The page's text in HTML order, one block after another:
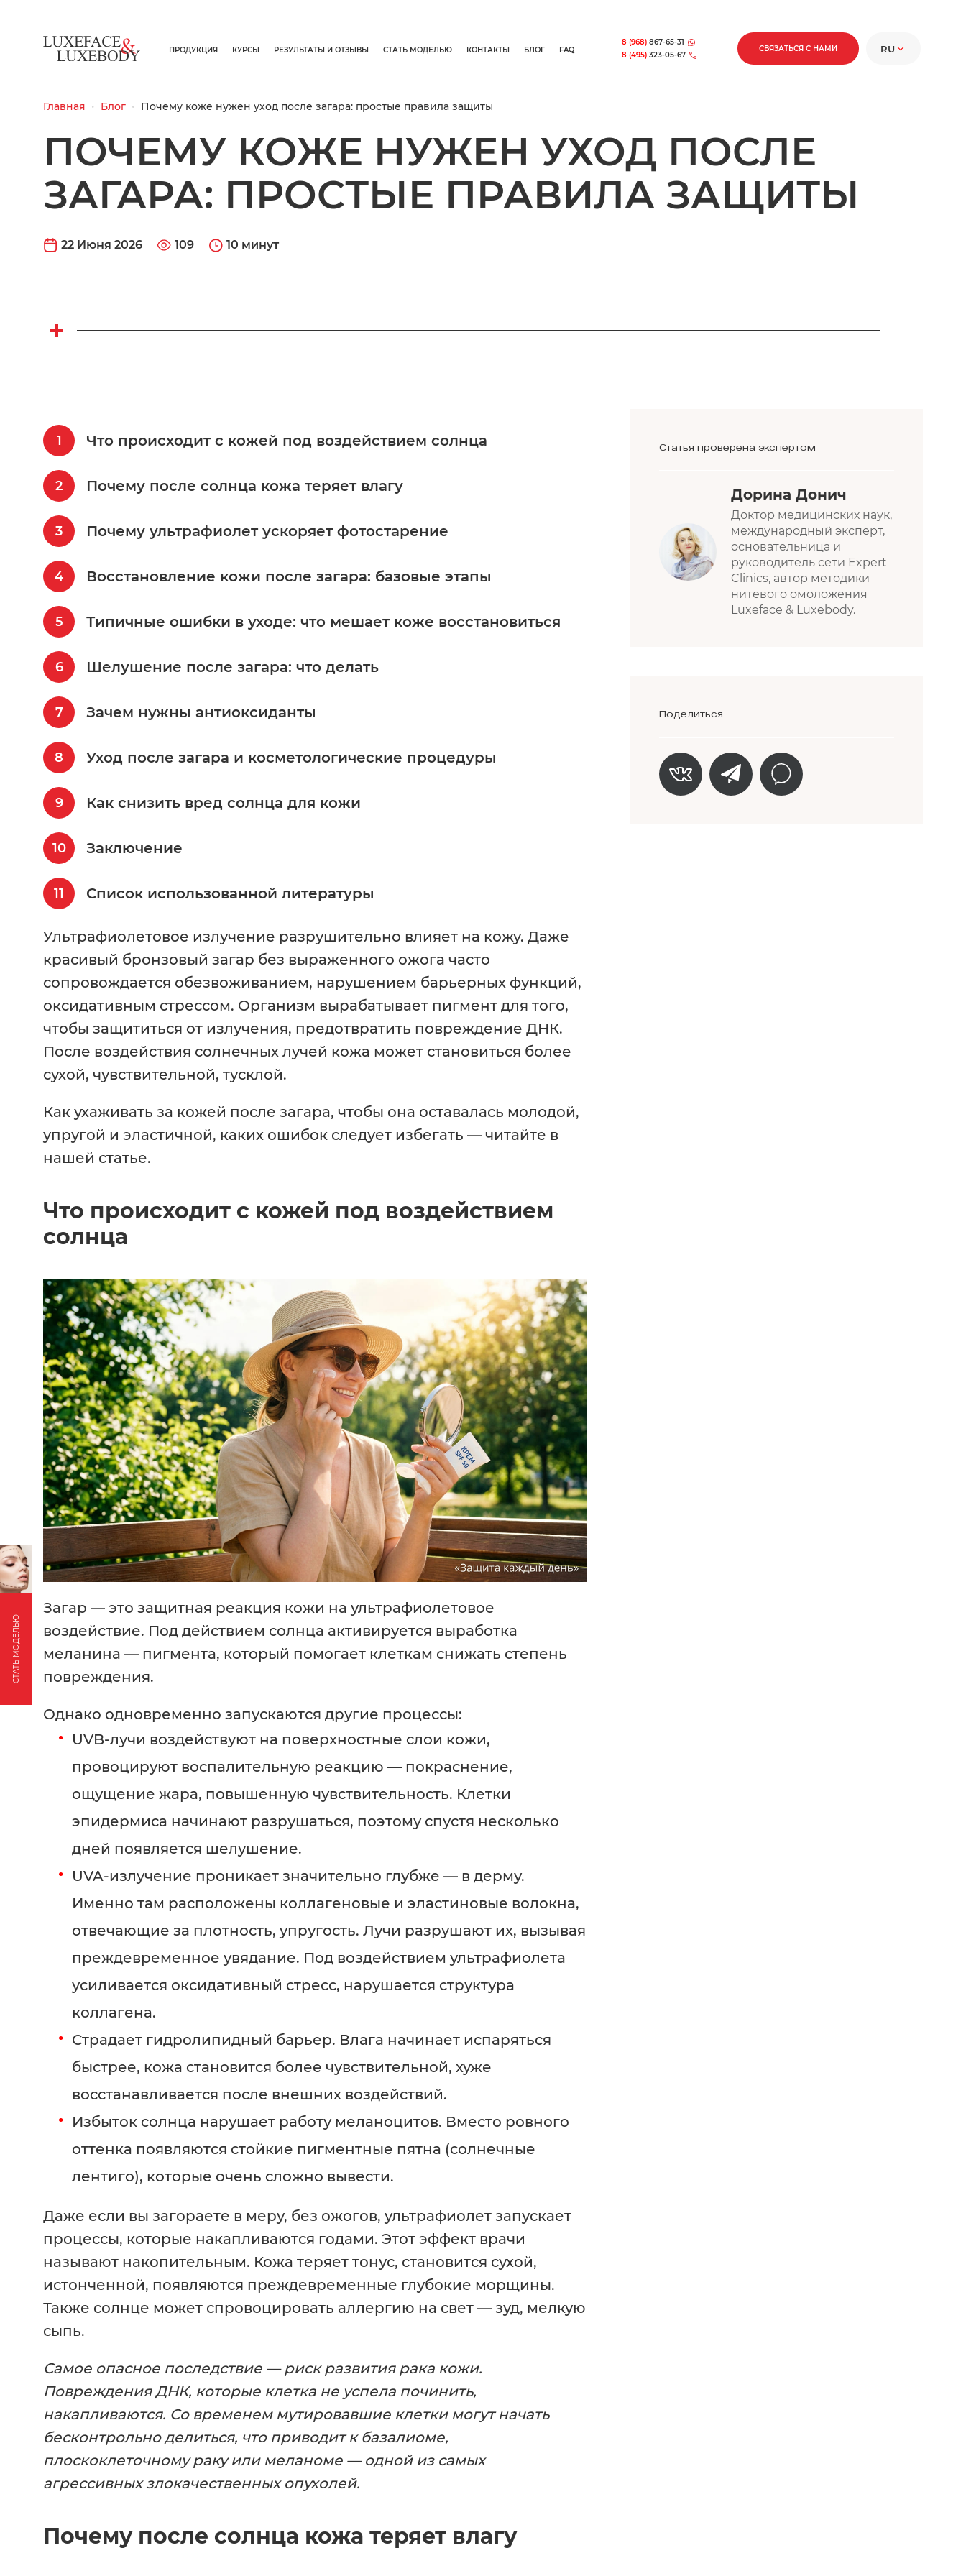
ПРОДУКЦИЯ КУРСЫ РЕЗУЛЬТАТЫ И ОТЗЫВЫ СТАТЬ МОДЕЛЬЮ КОНТАКТЫ БЛОГ FAQ
8 (968) 867-65-31
8 (495) 323-05-67
СВЯЗАТЬСЯ С НАМИ RU
СТАТЬ МОДЕЛЬЮ
Главная Блог Почему коже нужен уход после загара: простые правила защиты
ПОЧЕМУ КОЖЕ НУЖЕН УХОД ПОСЛЕ
ЗАГАРА: ПРОСТЫЕ ПРАВИЛА ЗАЩИТЫ
22 Июня 2026 109 10 минут
Что происходит с кожей под воздействием солнца
Почему после солнца кожа теряет влагу
Почему ультрафиолет ускоряет фотостарение
Восстановление кожи после загара: базовые этапы
Типичные ошибки в уходе: что мешает коже восстановиться
Шелушение после загара: что делать
Зачем нужны антиоксиданты
Уход после загара и косметологические процедуры
Как снизить вред солнца для кожи
Заключение
Список использованной литературы
Ультрафиолетовое излучение разрушительно влияет на кожу. Даже
красивый бронзовый загар без выраженного ожога часто
сопровождается обезвоживанием, нарушением барьерных функций,
оксидативным стрессом. Организм вырабатывает пигмент для того,
чтобы защититься от излучения, предотвратить повреждение ДНК.
После воздействия солнечных лучей кожа может становиться более
сухой, чувствительной, тусклой.
Как ухаживать за кожей после загара, чтобы она оставалась молодой,
упругой и эластичной, каких ошибок следует избегать — читайте в
нашей статье.
Что происходит с кожей под воздействием
солнца
Загар — это защитная реакция кожи на ультрафиолетовое
воздействие. Под действием солнца активируется выработка
меланина — пигмента, который помогает клеткам снижать степень
повреждения.
Однако одновременно запускаются другие процессы:
UVB-лучи воздействуют на поверхностные слои кожи,
провоцируют воспалительную реакцию — покраснение,
ощущение жара, повышенную чувствительность. Клетки
эпидермиса начинают разрушаться, поэтому спустя несколько
дней появляется шелушение.
UVA-излучение проникает значительно глубже — в дерму.
Именно там расположены коллагеновые и эластиновые волокна,
отвечающие за плотность, упругость. Лучи разрушают их, вызывая
преждевременное увядание. Под воздействием ультрафиолета
усиливается оксидативный стресс, нарушается структура
коллагена.
Страдает гидролипидный барьер. Влага начинает испаряться
быстрее, кожа становится более чувствительной, хуже
восстанавливается после внешних воздействий.
Избыток солнца нарушает работу меланоцитов. Вместо ровного
оттенка появляются стойкие пигментные пятна (солнечные
лентиго), которые очень сложно вывести.
Даже если вы загораете в меру, без ожогов, ультрафиолет запускает
процессы, которые накапливаются годами. Этот эффект врачи
называют накопительным. Кожа теряет тонус, становится сухой,
истонченной, появляются преждевременные глубокие морщины.
Также солнце может спровоцировать аллергию на свет — зуд, мелкую
сыпь.
Самое опасное последствие — риск развития рака кожи.
Повреждения ДНК, которые клетка не успела починить,
накапливаются. Со временем мутировавшие клетки могут начать
бесконтрольно делиться, что приводит к базалиоме,
плоскоклеточному раку или меланоме — одной из самых
агрессивных злокачественных опухолей.
Почему после солнца кожа теряет влагу
Статья проверена экспертом
Дорина Донич
Доктор медицинских наук,
международный эксперт,
основательница и
руководитель сети Expert
Clinics, автор методики
нитевого омоложения
Luxeface & Luxebody.
Поделиться